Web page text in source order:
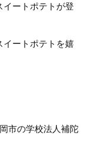
ートポテトが登
イートポテトを嬉
市の学校法人補陀